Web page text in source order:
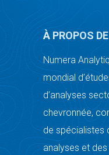
À PROPOS
Numera
mondial
d’analyses
chevronnée,
de spécialistes
analyses et